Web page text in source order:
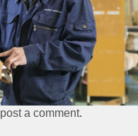
post a comment.